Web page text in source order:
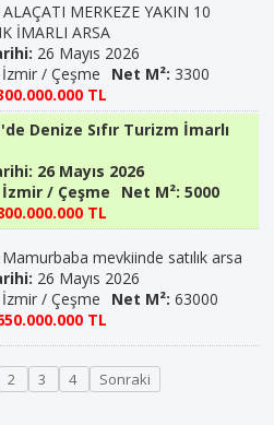
ALAÇATI MERKEZE YAKIN 10
İMARLI ARSA
26 Mayıs 2026
İzmir / Çeşme Net M²: 3300
TL
Denize Sıfır Turizm İmarlı
26 Mayıs 2026
İzmir / Çeşme Net M²: 5000
TL
mevkiinde satılık arsa
26 Mayıs 2026
İzmir / Çeşme Net M²: 63000
TL
2 3 4 Sonraki